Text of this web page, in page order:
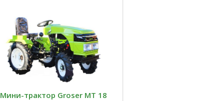
Мини-трактор Groser MT 18